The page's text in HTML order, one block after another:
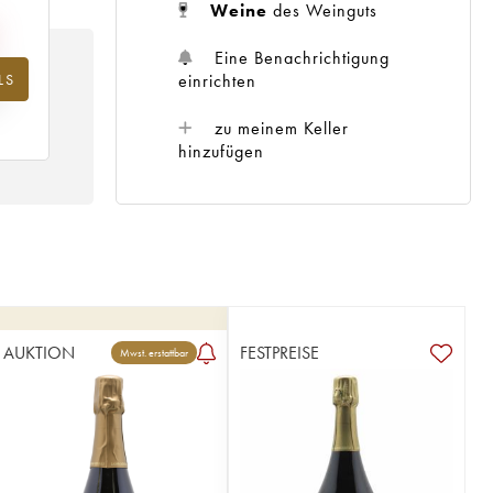
Weine des Weinguts
Eine Benachrichtigung
einrichten
zu meinem Keller
hinzufügen
AUKTION Mwst. erstattbar FESTPREISE